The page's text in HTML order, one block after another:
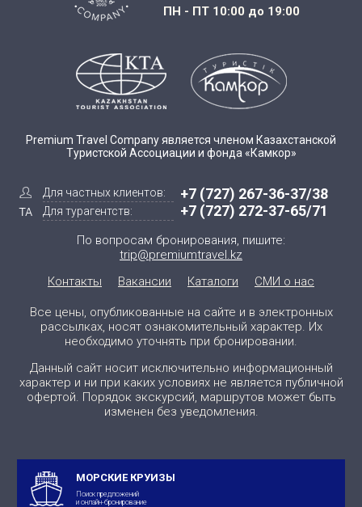
ПН - ПТ 10:00 до 19:00
Premium Travel Company является членом Казахстанской
Туристской Ассоциации и фонда «Камкор»
Для частных клиентов:
Для турагентств:
+7 (727) 267-36-37/38
+7 (727) 272-37-65/71
По вопросам бронирования, пишите:
trip@premiumtravel.kz
Контакты
Вакансии Каталоги СМИ о нас
Все цены, опубликованные на сайте и в электронных
рассылках, носят ознакомительный характер. Их
необходимо уточнять при бронировании.
Данный сайт носит исключительно информационный
характер и ни при каких условиях не является публичной
офертой. Порядок экскурсий, маршрутов может быть
изменен без уведомления.
МОРСКИЕ КРУИЗЫ
Поиск предложений
и онлайн-бронирование